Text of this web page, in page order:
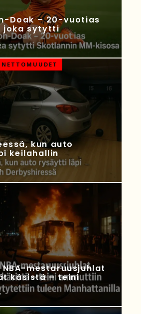
Doak – 20-vuotias
joka sytytti
kun auto
keilahallin
NBA-mestaruusjuhlat
käsistä – teini